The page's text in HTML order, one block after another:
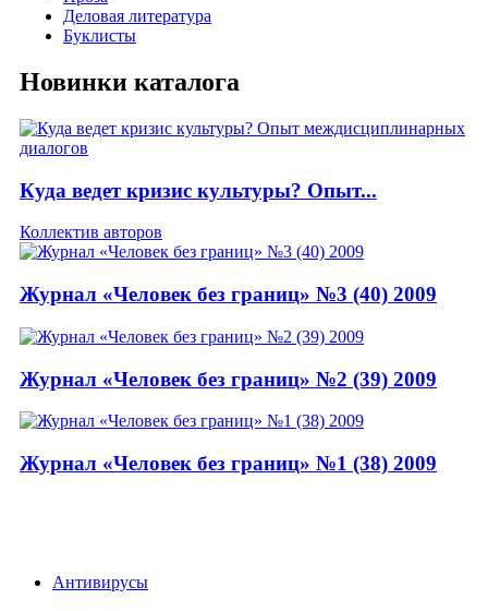
Деловая литература
Буклисты
Новинки каталога
Куда ведет кризис культуры? Опыт...
Коллектив авторов
Журнал «Человек без границ» №3 (40) 2009
Журнал «Человек без границ» №2 (39) 2009
Журнал «Человек без границ» №1 (38) 2009
Антивирусы